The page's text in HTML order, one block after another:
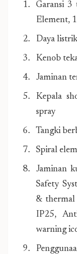
Garansi 3
Element,
Daya
Kenob
Jaminan
Kepala
spray
Tangki
Spiral
Jaminan
Safety
& thermal
IP25,
warning